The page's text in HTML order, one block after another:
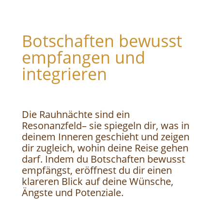
Botschaften bewusst
empfangen und
integrieren
Die Rauhnächte sind ein
Resonanzfeld– sie spiegeln dir, was in
deinem Inneren geschieht und zeigen
dir zugleich, wohin deine Reise gehen
darf. Indem du Botschaften bewusst
empfängst, eröffnest du dir einen
klareren Blick auf deine Wünsche,
Ängste und Potenziale.